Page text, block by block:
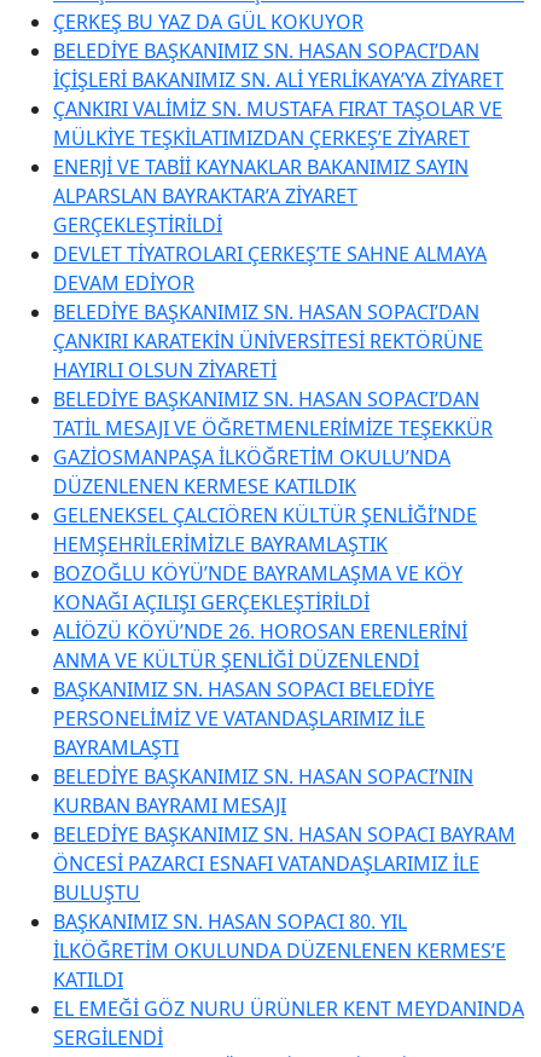
ÇERKEŞ BU YAZ DA GÜL KOKUYOR
BELEDİYE BAŞKANIMIZ SN. HASAN SOPACI’DAN
İÇİŞLERİ BAKANIMIZ SN. ALİ YERLİKAYA’YA ZİYARET
ÇANKIRI VALİMİZ SN. MUSTAFA FIRAT TAŞOLAR VE
MÜLKİYE TEŞKİLATIMIZDAN ÇERKEŞ’E ZİYARET
ENERJİ VE TABİİ KAYNAKLAR BAKANIMIZ SAYIN
ALPARSLAN BAYRAKTAR’A ZİYARET
GERÇEKLEŞTİRİLDİ
DEVLET TİYATROLARI ÇERKEŞ’TE SAHNE ALMAYA
DEVAM EDİYOR
BELEDİYE BAŞKANIMIZ SN. HASAN SOPACI’DAN
ÇANKIRI KARATEKİN ÜNİVERSİTESİ REKTÖRÜNE
HAYIRLI OLSUN ZİYARETİ
BELEDİYE BAŞKANIMIZ SN. HASAN SOPACI’DAN
TATİL MESAJI VE ÖĞRETMENLERİMİZE TEŞEKKÜR
GAZİOSMANPAŞA İLKÖĞRETİM OKULU’NDA
DÜZENLENEN KERMESE KATILDIK
GELENEKSEL ÇALCIÖREN KÜLTÜR ŞENLİĞİ’NDE
HEMŞEHRİLERİMİZLE BAYRAMLAŞTIK
BOZOĞLU KÖYÜ’NDE BAYRAMLAŞMA VE KÖY
KONAĞI AÇILIŞI GERÇEKLEŞTİRİLDİ
ALİÖZÜ KÖYÜ’NDE 26. HOROSAN ERENLERİNİ
ANMA VE KÜLTÜR ŞENLİĞİ DÜZENLENDİ
BAŞKANIMIZ SN. HASAN SOPACI BELEDİYE
PERSONELİMİZ VE VATANDAŞLARIMIZ İLE
BAYRAMLAŞTI
BELEDİYE BAŞKANIMIZ SN. HASAN SOPACI’NIN
KURBAN BAYRAMI MESAJI
BELEDİYE BAŞKANIMIZ SN. HASAN SOPACI BAYRAM
ÖNCESİ PAZARCI ESNAFI VATANDAŞLARIMIZ İLE
BULUŞTU
BAŞKANIMIZ SN. HASAN SOPACI 80. YIL
İLKÖĞRETİM OKULUNDA DÜZENLENEN KERMES’E
KATILDI
EL EMEĞİ GÖZ NURU ÜRÜNLER KENT MEYDANINDA
SERGİLENDİ